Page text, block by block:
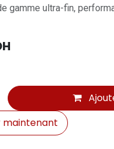
gamme ultra-fin,